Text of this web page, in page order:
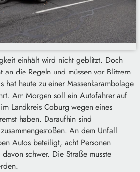
einhält wird nicht geblitzt. Doch
an die Regeln und müssen vor Blitzern
hat heute zu einer Massenkarambolage
Am Morgen soll ein Autofahrer auf
Landkreis Coburg wegen eines
haben. Daraufhin sind
An dem Unfall
Autos beteiligt, acht Personen
schwer. Die Straße musste